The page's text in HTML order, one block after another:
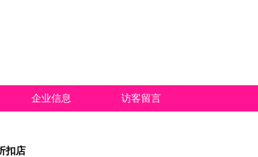
企业信息 访客留言
扣店